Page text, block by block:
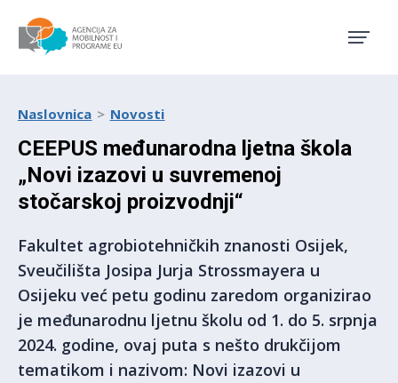
Naslovnica Novosti
CEEPUS međunarodna ljetna škola
„Novi izazovi u suvremenoj
stočarskoj proizvodnji“
Fakultet agrobiotehničkih znanosti Osijek,
Sveučilišta Josipa Jurja Strossmayera u
Osijeku već petu godinu zaredom organizirao
je međunarodnu ljetnu školu od 1. do 5. srpnja
2024. godine, ovaj puta s nešto drukčijom
tematikom i nazivom: Novi izazovi u